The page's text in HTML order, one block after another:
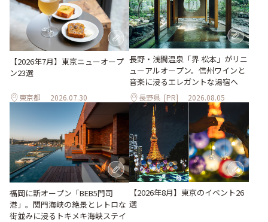
【2026年7月】東京ニューオープ
ン23選
東京都 2026.07.30
長野・浅間温泉「界 松本」がリニ
ューアルオープン。信州ワインと
音楽に浸るエレガントな湯宿へ
長野県 [PR] 2026.08.05
福岡に新オープン「BEB5門司
港」。関門海峡の絶景とレトロな
街並みに浸るトキメキ海峡ステイ
【2026年8月】東京のイベント26
選